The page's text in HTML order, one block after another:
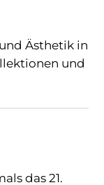
Ästhetik in
und
das 21.